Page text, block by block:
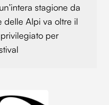
stagione da
delle Alpi va oltre il
per